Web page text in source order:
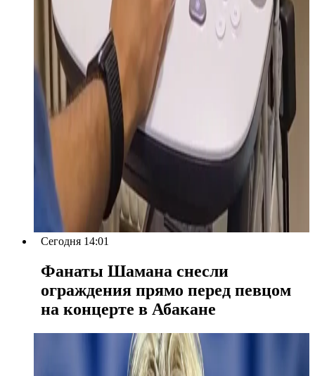
Сегодня 14:01
Фанаты Шамана снесли
ограждения прямо перед певцом
на концерте в Абакане